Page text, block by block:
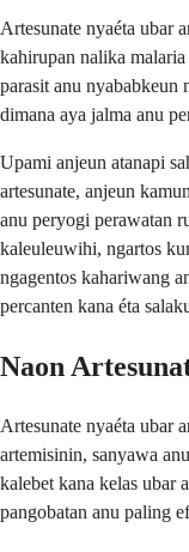
Artesunate nyaéta ubar
kahirupan nalika
parasit anu nyababkeun
dimana aya jalma anu
Upami anjeun atanapi
artesunate, anjeun
anu peryogi perawatan
kaleuleuwihi, ngartos
ngagentos kahariwang
percanten kana éta
Naon
Artesunate nyaéta ubar
artemisinin, sanyawa
kalebet kana kelas ubar
pangobatan anu paling